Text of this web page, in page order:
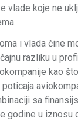
vlade koje ne
i vlada čine
razliku u
kao
sa
godine u iznosu